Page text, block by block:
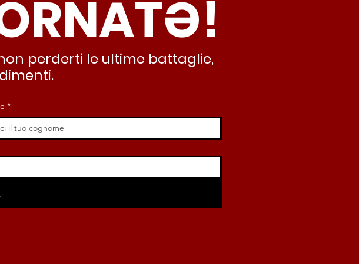
e
lasciando al caos e
all’abusivismo”
perderti le ultime battaglie,
*